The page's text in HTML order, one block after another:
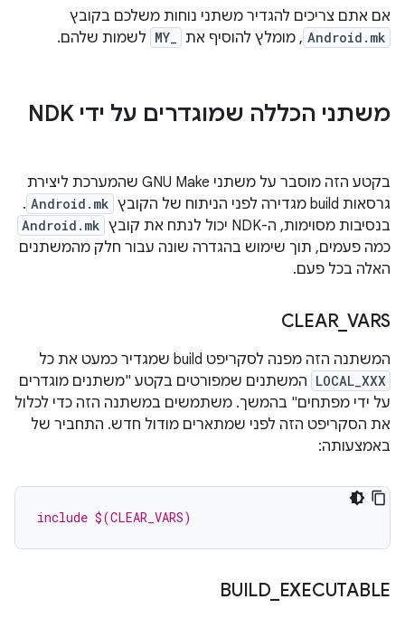
אם אתם צריכים להגדיר משתני נוחות משלכם בקובץ
Android.mk , מומלץ להוסיף את MY_ לשמות שלהם.
משתני הכללה שמוגדרים על ידי NDK
בקטע הזה מוסבר על משתני GNU Make שהמערכת ליצירת
גרסאות build מגדירה לפני הניתוח של הקובץ
Android.mk
.
בנסיבות מסוימות, ה-NDK יכול לנתח את קובץ
Android.mk
כמה פעמים, תוך שימוש בהגדרה שונה עבור חלק מהמשתנים
האלה בכל פעם.
CLEAR_ VARS
המשתנה הזה מפנה לסקריפט build שמגדיר כמעט את כל
LOCAL_XXX המשתנים שמפורטים בקטע "משתנים מוגדרים
על ידי מפתחים" בהמשך. משתמשים במשתנה הזה כדי לכלול
את הסקריפט הזה לפני שמתארים מודול חדש. התחביר של
באמצעותה:
include $(CLEAR_VARS)
BUILD_ EXECUTABLE